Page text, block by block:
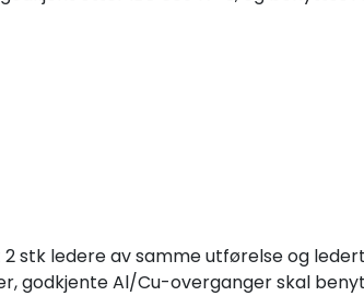
stk ledere av samme utførelse og
godkjente Al/Cu-overganger skal